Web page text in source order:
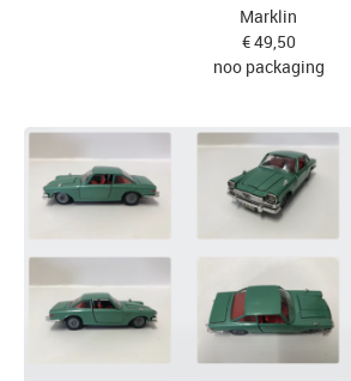
Marklin
€ 49,50
noo packaging